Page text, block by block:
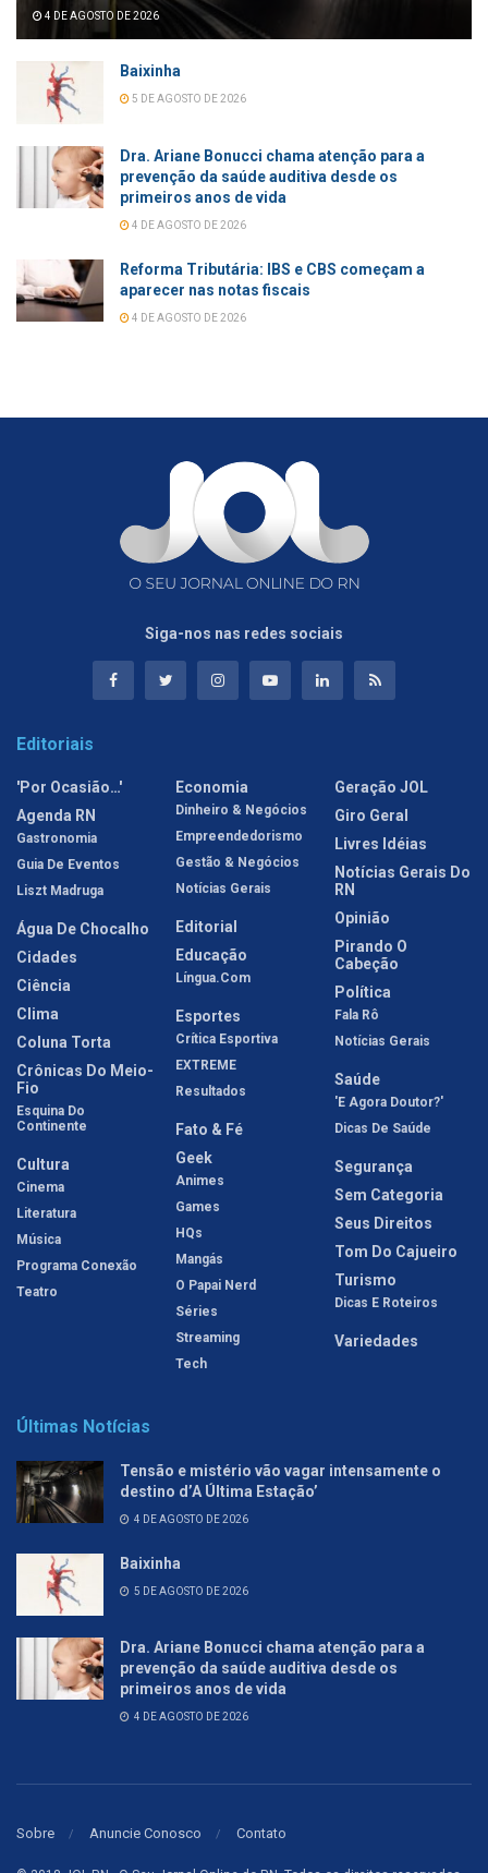
4 DE AGOSTO DE 2026
Baixinha
5 DE AGOSTO DE 2026
Dra. Ariane Bonucci chama atenção para a
prevenção da saúde auditiva desde os
primeiros anos de vida
4 DE AGOSTO DE 2026
Reforma Tributária: IBS e CBS começam a
aparecer nas notas fiscais
4 DE AGOSTO DE 2026
Siga-nos nas redes sociais
Editoriais
'Por Ocasião…'
Agenda RN
Gastronomia
Guia De Eventos
Liszt Madruga
Água De Chocalho
Cidades
Ciência
Clima
Coluna Torta
Crônicas Do Meio-
Fio
Esquina Do
Continente
Cultura
Cinema
Literatura
Música
Programa Conexão
Teatro
Economia
Dinheiro & Negócios
Empreendedorismo
Gestão & Negócios
Notícias Gerais
Editorial
Educação
Língua.com
Esportes
Crítica Esportiva
EXTREME
Resultados
Fato & Fé
Geek
Animes
Games
HQs
Mangás
O Papai Nerd
Séries
Streaming
Tech
Geração JOL
Giro Geral
Livres Idéias
Notícias Gerais Do
RN
Opinião
Pirando O
Cabeção
Política
Fala Rô
Notícias Gerais
Saúde
'E Agora Doutor?'
Dicas De Saúde
Segurança
Sem Categoria
Seus Direitos
Tom Do Cajueiro
Turismo
Dicas E Roteiros
Variedades
Últimas Notícias
Tensão e mistério vão vagar intensamente o
destino d’A Última Estação’
4 DE AGOSTO DE 2026
Baixinha
5 DE AGOSTO DE 2026
Dra. Ariane Bonucci chama atenção para a
prevenção da saúde auditiva desde os
primeiros anos de vida
4 DE AGOSTO DE 2026
Sobre Anuncie Conosco Contato